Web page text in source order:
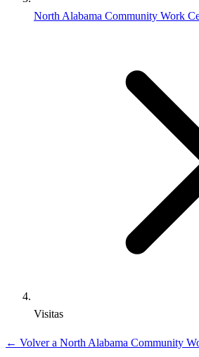
North Alabama Community Work
Visitas
← Volver a North Alabama Community